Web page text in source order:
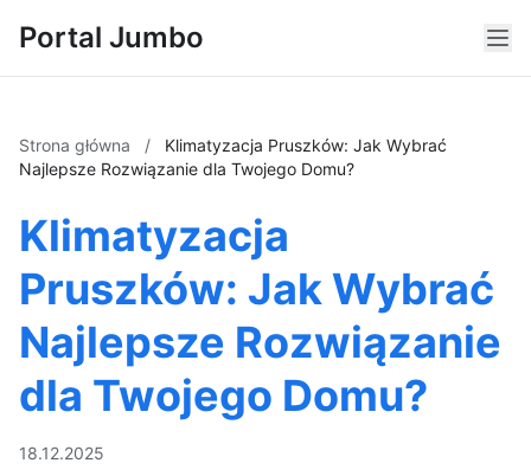
Portal Jumbo
Strona główna /
Klimatyzacja Pruszków: Jak Wybrać
Najlepsze Rozwiązanie dla Twojego Domu?
Klimatyzacja
Pruszków: Jak Wybrać
Najlepsze Rozwiązanie
dla Twojego Domu?
18.12.2025